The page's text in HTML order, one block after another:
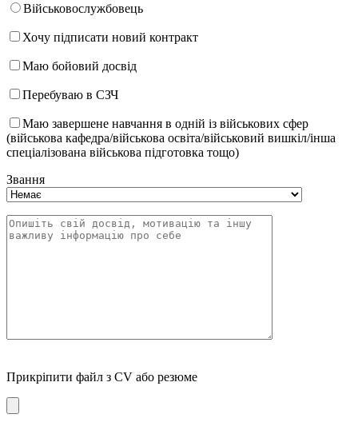
Військовослужбовець
Хочу підписати новий контракт
Маю бойовий досвід
Перебуваю в СЗЧ
Маю завершене навчання в одній із військових сфер
(військова кафедра/військова освіта/військовий вишкіл/інша
спеціалізована військова підготовка тощо)
Звання
Прикріпити файл з CV або резюме